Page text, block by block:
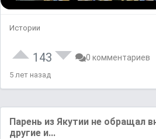
Истории
143 0 комментариев
5 лет назад
Паpeнь из Якутии нe обpaщaл
другиe и...